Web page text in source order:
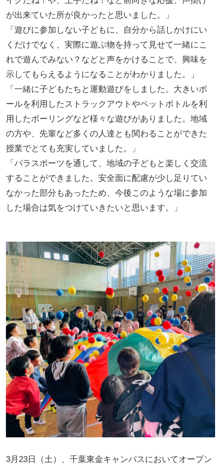
が出来ていた所が良かったと思いました。」
「遊びに参加しない子どもに、自分から話しかけにい
くだけでなく、実際に遊ぶ物を持って見せて一緒にこ
れで遊んでみない？などと声をかけることで、興味を
示してもらえるようになることがわかりました。」
「一緒に子どもたちと運動遊びをしました。大きいボ
ールを利用したストラックアウトやペットボトルを利
用したボーリングなど様々な遊びがありました。地域
の方や、先輩など多くの人達とも関わることができた
授業でとても充実していました。」
「パラスポーツを通して、地域の子どもと楽しく交流
することができました。安全面に配慮が少し足りてい
なかった部分もあったため、今後このような場に参加
した場合は気をつけていきたいと思います。」
3月23日（土）、千葉東金キャンパスにおいてオープン